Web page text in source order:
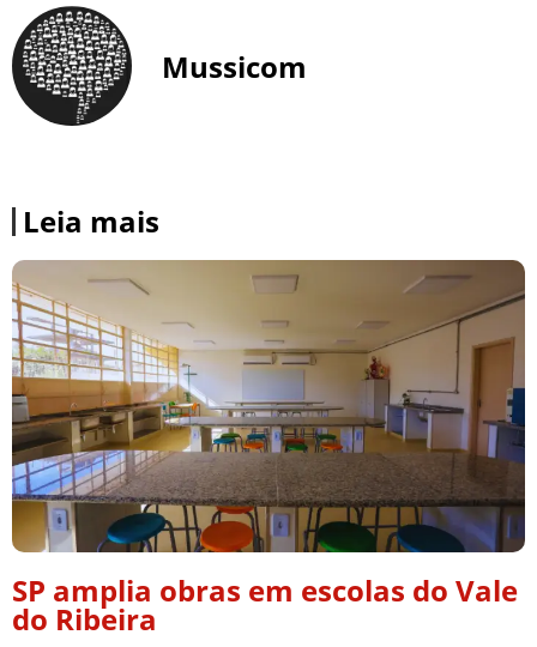
Mussicom
Leia mais
SP amplia obras em escolas do Vale
do Ribeira